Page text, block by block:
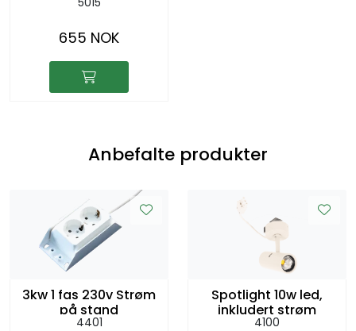
m/armlene sh:45cm
655 NOK
Anbefalte produkter
3kw 1 fas 230v Strøm
på stand
4401
Spotlight 10w led,
inkludert strøm
4100